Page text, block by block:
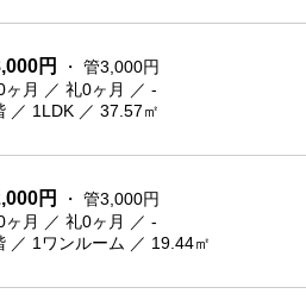
円
・ 管3,000円
ヶ月 ／ 礼0ヶ月 ／ -
／ 1LDK ／ 37.57㎡
円
・ 管3,000円
ヶ月 ／ 礼0ヶ月 ／ -
／ 1ワンルーム ／ 19.44㎡